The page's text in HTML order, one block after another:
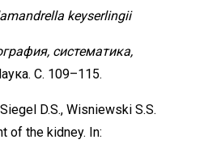
keyserlingii
систематика,
C. 109–115.
D.S., Wisniewski S.S.
of the kidney. In: